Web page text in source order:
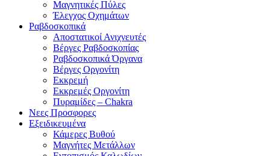
Μαγνητικές Πύλες
Έλεγχος Οχημάτων
Ραβδοσκοπικά
Αποστατικοί Ανιχνευτές
Βέργες Ραβδοσκοπίας
Ραβδοσκοπικά Όργανα
Βέργες Οργονίτη
Εκκρεμή
Εκκρεμές Οργονίτη
Πυραμίδες – Chakra
Νεες Προσφορες
Εξειδικευμένα
Κάμερες Βυθού
Μαγνήτες Μετάλλων